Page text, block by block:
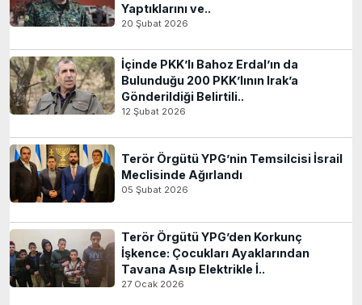
Yaptıklarını ve..
20 Şubat 2026
İçinde PKK’lı Bahoz Erdal’ın da
Bulunduğu 200 PKK’lının Irak’a
Gönderildiği Belirtili..
12 Şubat 2026
Terör Örgütü YPG’nin Temsilcisi İsrail
Meclisinde Ağırlandı
05 Şubat 2026
Terör Örgütü YPG’den Korkunç
İşkence: Çocukları Ayaklarından
Tavana Asıp Elektrikle İ..
27 Ocak 2026